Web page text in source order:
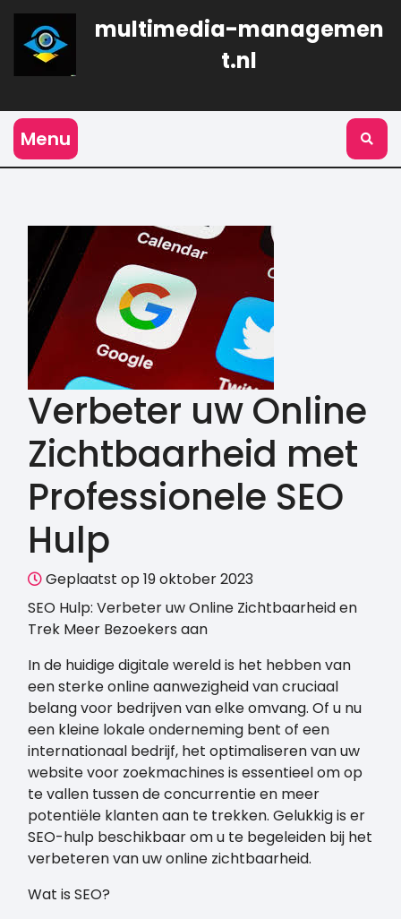
Naar
inhoud
gaan
multimedia-managemen
t.nl
Menu
Verbeter uw Online
Zichtbaarheid met
Professionele SEO
Hulp
Geplaatst op 19 oktober 2023
SEO Hulp: Verbeter uw Online Zichtbaarheid en
Trek Meer Bezoekers aan
In de huidige digitale wereld is het hebben van
een sterke online aanwezigheid van cruciaal
belang voor bedrijven van elke omvang. Of u nu
een kleine lokale onderneming bent of een
internationaal bedrijf, het optimaliseren van uw
website voor zoekmachines is essentieel om op
te vallen tussen de concurrentie en meer
potentiële klanten aan te trekken. Gelukkig is er
SEO-hulp beschikbaar om u te begeleiden bij het
verbeteren van uw online zichtbaarheid.
Wat is SEO?